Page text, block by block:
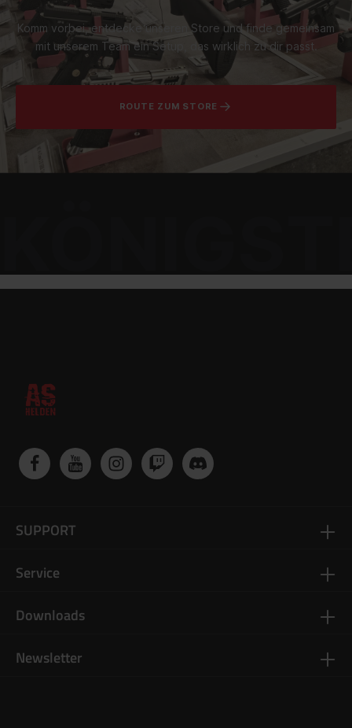
Komm vorbei, entdecke unseren Store und finde gemeinsam
mit unserem Team ein Setup, das wirklich zu dir passt.
ROUTE ZUM STORE
Newsletter
SUPPORT
Service
Downloads